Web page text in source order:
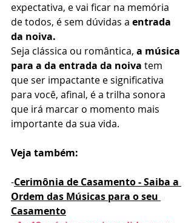
expectativa, e vai ficar na memória
de todos, é sem dúvidas a entrada
da noiva.
Seja clássica ou romântica, a música
para a da entrada da noiva tem
que ser impactante e significativa
para você, afinal, é a trilha sonora
que irá marcar o momento mais
importante da sua vida.
Veja também:
-Cerimônia de Casamento - Saiba a
Ordem das Músicas para o seu
Casamento